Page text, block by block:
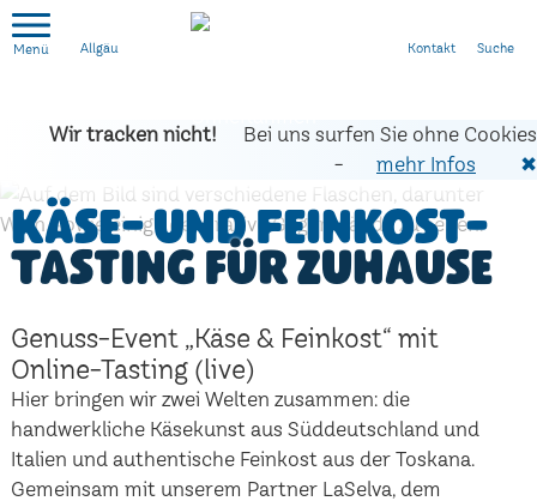
Allgäu
Wir tracken nicht!
Bei uns surfen Sie ohne Cookies
-
mehr Infos ✖
Käse- und Feinkost-
Tasting für zuhause
Genuss-Event „Käse & Feinkost“ mit
Online-Tasting (live)
Hier bringen wir zwei Welten zusammen: die
handwerkliche Käsekunst aus Süddeutschland und
Italien und authentische Feinkost aus der Toskana.
Gemeinsam mit unserem Partner LaSelva, dem